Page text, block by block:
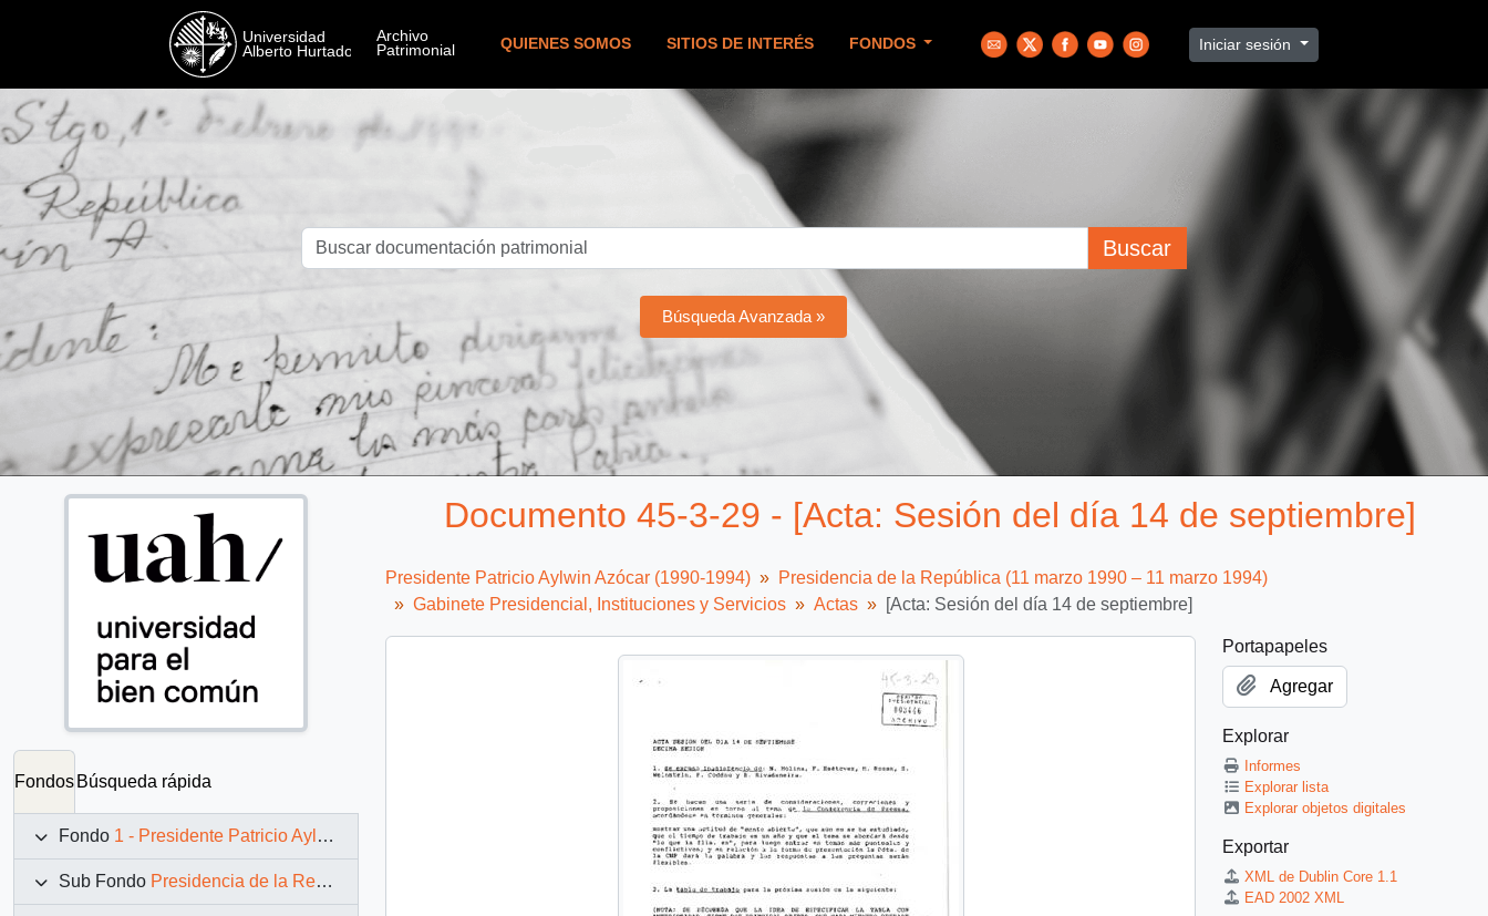
QUIENES SOMOS SITIOS DE INTERÉS FONDOS Iniciar sesión
Buscar
Búsqueda Avanzada »
Fondos Búsqueda rápida
Fondo 1 - Presidente Patricio Aylwin Azócar (1990-1994)
Sub Fondo Presidencia de la República (11 marzo 1990 – 11 marzo 1994)
Documento 45-3-29 - [Acta: Sesión del día 14 de septiembre]
Presidente Patricio Aylwin Azócar (1990-1994)
Presidencia de la República (11 marzo 1990 – 11 marzo 1994)
Gabinete Presidencial, Instituciones y Servicios
Actas [Acta: Sesión del día 14 de septiembre]
Portapapeles
Agregar
Explorar
Informes
Explorar lista
Explorar objetos digitales
Exportar
XML de Dublin Core 1.1
EAD 2002 XML